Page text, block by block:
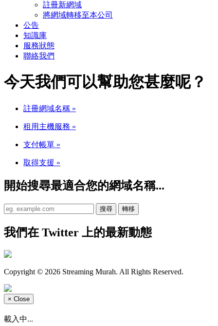
註冊新網域
將網域轉移至本公司
公告
知識庫
服務狀態
聯絡我們
今天我們可以幫助您甚麼呢？
註冊網域名稱 »
租用主機服務 »
支付帳單 »
取得支援 »
開始搜尋最適合您的網域名稱...
我們在 Twitter 上的最新動態
Copyright © 2026 Streaming Murah. All Rights Reserved.
× Close
載入中...